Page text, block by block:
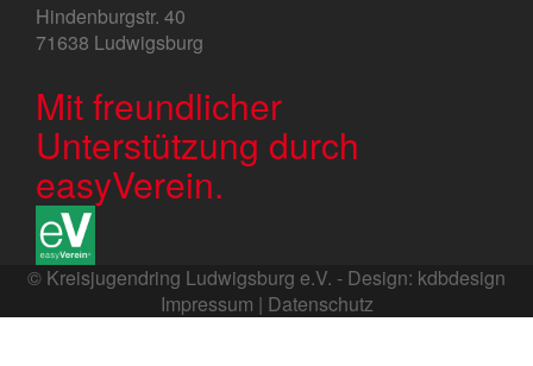
Hindenburgstr. 40
71638 Ludwigsburg
Mit freundlicher
Unterstützung durch
easyVerein.
© Kreisjugendring Ludwigsburg e.V. - Design: kdbdesign
Impressum | Datenschutz